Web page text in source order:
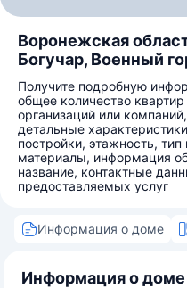
Воронежская
Богучар, Военный
Получите подробную
общее количество
организаций или
детальные
постройки, этажность,
материалы, информация
название, контактные
предоставляемых услуг
Информация о доме
Информация о доме